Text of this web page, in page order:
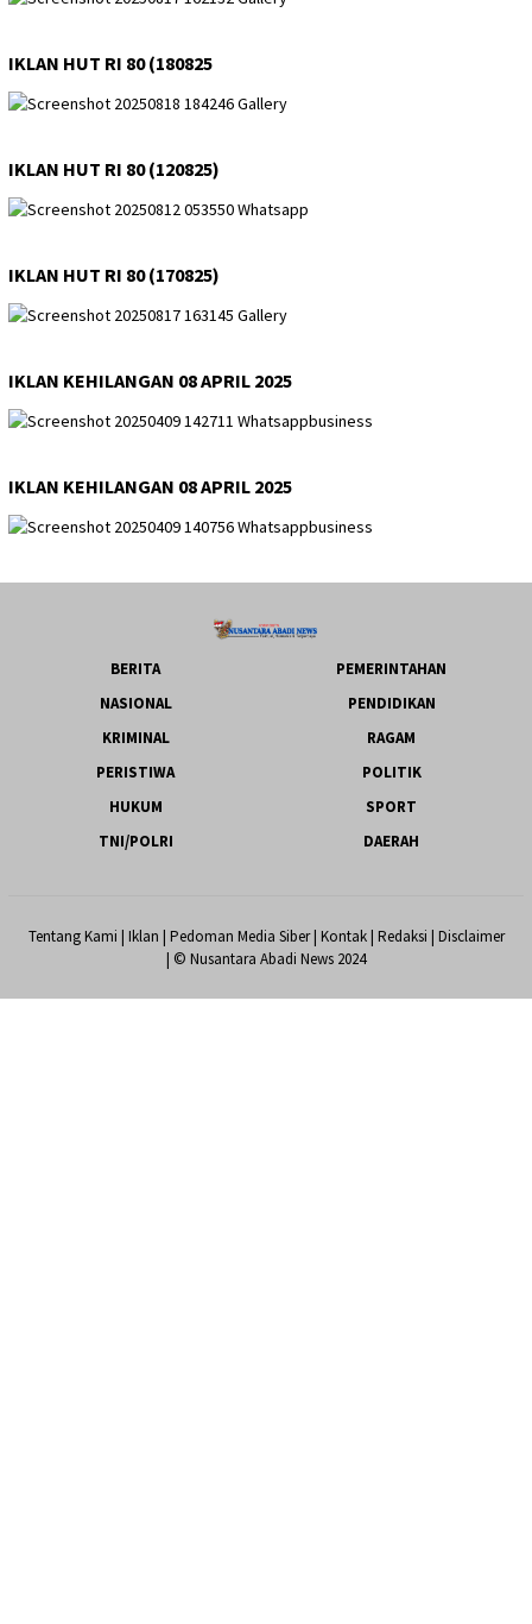
IKLAN HUT RI 80 (180825
IKLAN HUT RI 80 (120825)
IKLAN HUT RI 80 (170825)
IKLAN KEHILANGAN 08 APRIL 2025
IKLAN KEHILANGAN 08 APRIL 2025
BERITA
PEMERINTAHAN
NASIONAL
PENDIDIKAN
KRIMINAL
RAGAM
PERISTIWA
POLITIK
HUKUM
SPORT
TNI/POLRI
DAERAH
Tentang Kami | Iklan | Pedoman Media Siber| Kontak| Redaksi | Disclaimer
| © Nusantara Abadi News 2024